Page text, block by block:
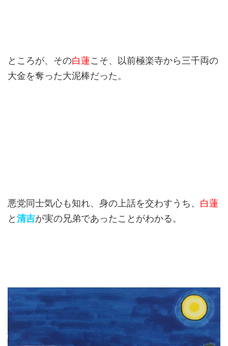
ところが、その白蓮こそ、以前極楽寺から三千両の
大金を奪った大泥棒だった。
悪党同士気心も知れ、身の上話を交わすうち、 白蓮
と清吉が実の兄弟であったことがわかる。